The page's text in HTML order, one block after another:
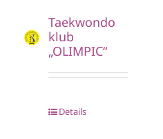
Taekwondo
klub
„OLIMPIC“
Details